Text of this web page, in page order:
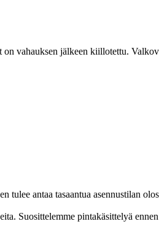
vahauksen jälkeen kiillotettu.
antaa tasaantua asennustilan
Suosittelemme pintakäsittelyä